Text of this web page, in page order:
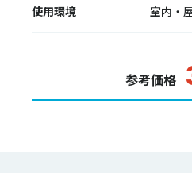
使用環境 室内・
参考価格